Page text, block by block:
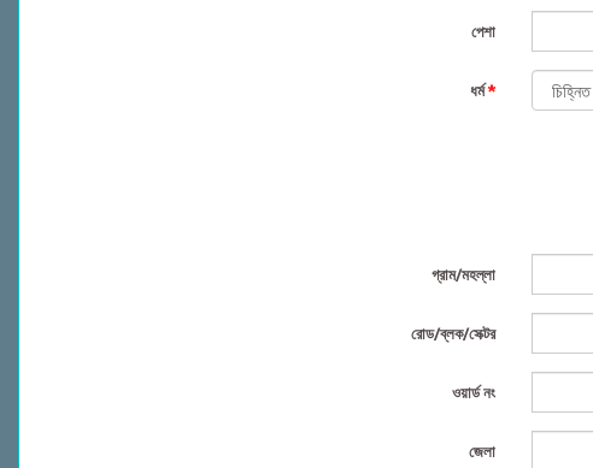
পেশা
ধর্ম*
গ্রাম/মহল্লা
রোড/ব্লক/সেক্টর
ওয়ার্ড নং
জেলা